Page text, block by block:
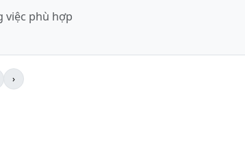
việc phù hợp
›